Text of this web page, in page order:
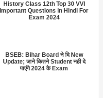
History Class 12th Top 30 VVI
Important Questions in Hindi For
Exam 2024
BSEB: Bihar Board ने दि New
Update; जाने कितने Student नही दे
पाएंगे 2024 के Exam